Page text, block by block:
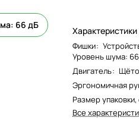
66 дБ
Характеристики
Фишки:
Уровень шума:
Двигатель:
Эргономичная
Размер
Все